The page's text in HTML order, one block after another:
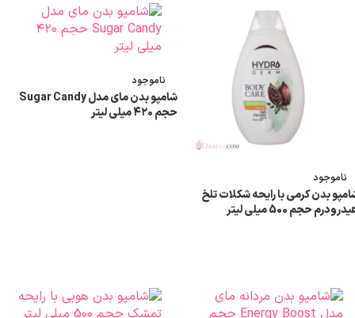
ناموجود
بدن کرمی با رایحه شکلات تلخ
حجم 500 میلی لیتر
ناموجود
شامپو بدن مای مدل Sugar Candy
حجم ۴۲۰ میلی لیتر